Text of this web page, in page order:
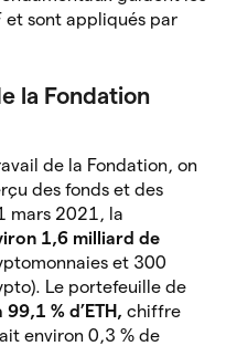
et sont appliqués par
la Fondation
de la Fondation, on
des fonds et des
mars 2021, la
1,6 milliard de
et 300
Le portefeuille de
% d’ETH, chiffre
environ 0,3 % de